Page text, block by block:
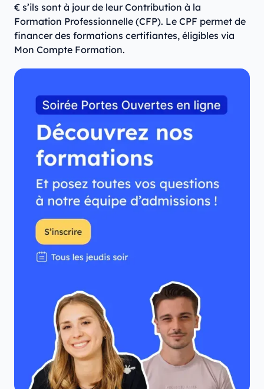
€ s’ils sont à jour de leur Contribution à la
Formation Professionnelle (CFP). Le CPF permet de
financer des formations certifiantes, éligibles via
Mon Compte Formation.